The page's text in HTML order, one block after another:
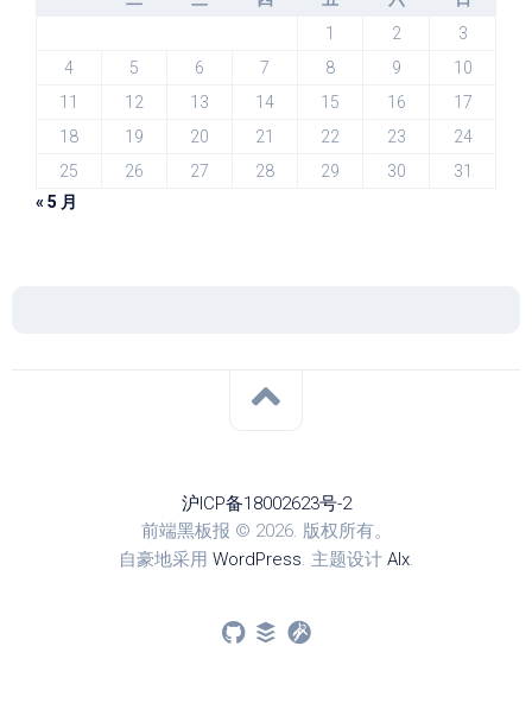
1
2
3
4
5 6 7 8 9
10
11
12 13 14 15 16
17
18
19 20 21 22 23
24
25
26 27 28 29 30
31
« 5 月
沪ICP备18002623号-2
前端黑板报 © 2026. 版权所有。
自豪地采用 WordPress. 主题设计 Alx.